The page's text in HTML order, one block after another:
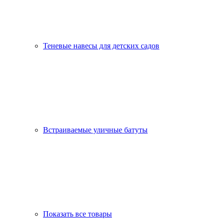
Теневые навесы для детских садов
Встраиваемые уличные батуты
Показать все товары